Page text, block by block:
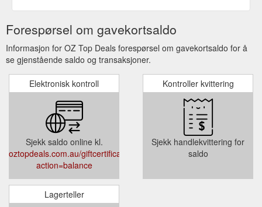
Forespørsel om gavekortsaldo
Informasjon for OZ Top Deals forespørsel om gavekortsaldo for å
se gjenstående saldo og transaksjoner.
Elektronisk kontroll
Sjekk saldo online kl.
oztopdeals.com.au/giftcertificates.php?
action=balance
Kontroller kvittering
Sjekk handlekvittering for
saldo
Lagerteller